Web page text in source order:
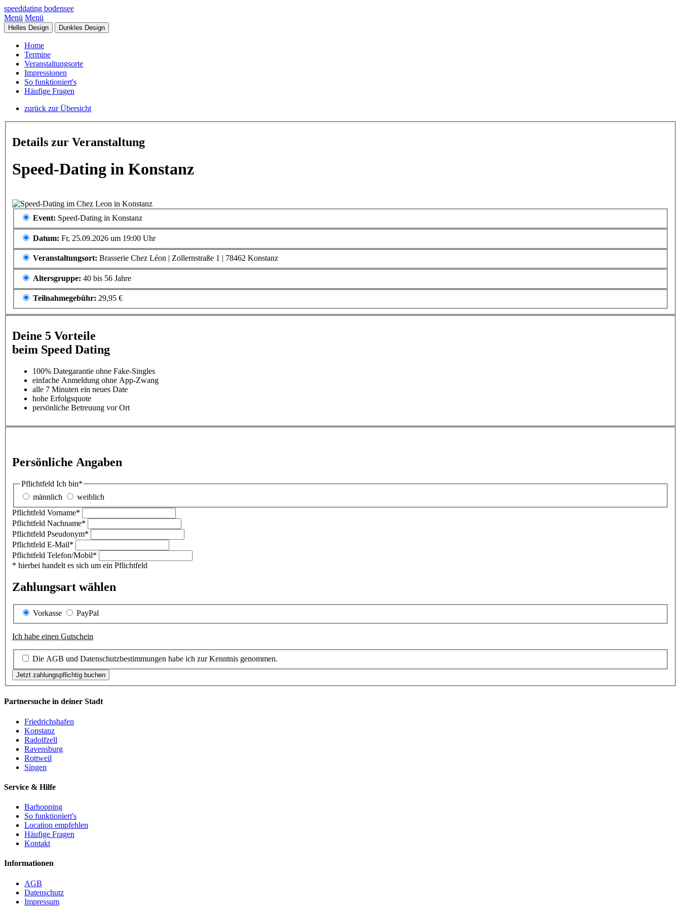
speeddating bodensee
Menü Menü
Helles Design Dunkles Design
Home
Termine
Veranstaltungsorte
Impressionen
So funktioniert's
Häufige Fragen
zurück zur Übersicht
Details zur Veranstaltung
Speed-Dating in Konstanz
Event: Speed-Dating in Konstanz
Datum: Fr, 25.09.2026 um 19:00 Uhr
Veranstaltungsort: Brasserie Chez Léon | Zollernstraße 1 | 78462 Konstanz
Altersgruppe: 40 bis 56 Jahre
Teilnahmegebühr: 29,95 €
Deine 5 Vorteile
beim Speed Dating
100% Dategarantie ohne Fake-Singles
einfache Anmeldung ohne App-Zwang
alle 7 Minuten ein neues Date
hohe Erfolgsquote
persönliche Betreuung vor Ort
Persönliche Angaben
Pflichtfeld Ich bin*
männlich
weiblich
Pflichtfeld Vorname*
Pflichtfeld Nachname*
Pflichtfeld Pseudonym*
Pflichtfeld E-Mail*
Pflichtfeld Telefon/Mobil*
* hierbei handelt es sich um ein Pflichtfeld
Zahlungsart wählen
Vorkasse PayPal
Ich habe einen Gutschein
Die AGB und Datenschutzbestimmungen habe ich zur Kenntnis genommen.
Partnersuche in deiner Stadt
Friedrichshafen
Konstanz
Radolfzell
Ravensburg
Rottweil
Singen
Service & Hilfe
Barhopping
So funktioniert's
Location empfehlen
Häufige Fragen
Kontakt
Informationen
AGB
Datenschutz
Impressum